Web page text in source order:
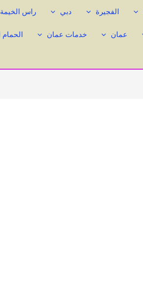
الفجيرة دبي راس الخيمة
عمان خدمات عمان الحمام